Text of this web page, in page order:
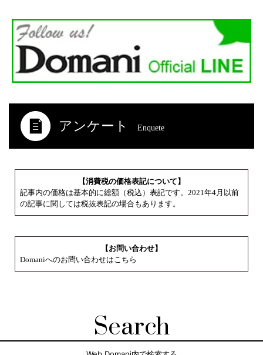
アンケート Enquete
【消費税の価格表記について】
記事内の価格は基本的に総額（税込）表記です。2021年4月以前
の記事に関しては税抜表記の場合もあります。
【お問い合わせ】
Domaniへのお問い合わせはこちら
Search